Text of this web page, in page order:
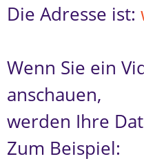
Die Adresse ist:
Wenn Sie ein
anschauen,
werden Ihre
Zum Beispiel: